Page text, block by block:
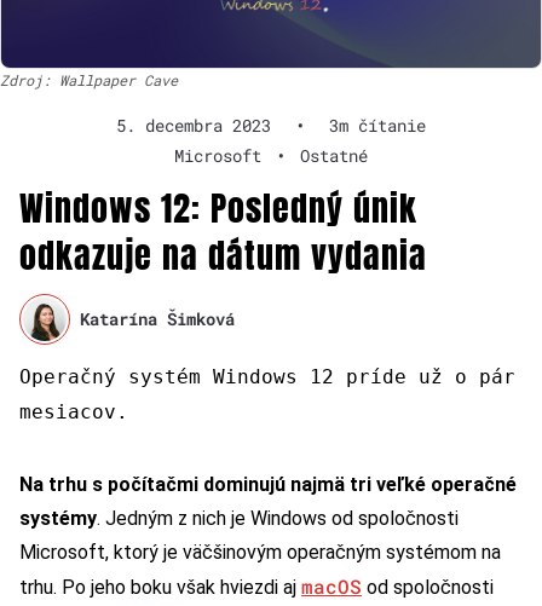
Zdroj: Wallpaper Cave
5. decembra 2023 •
3m čítanie
Microsoft
• Ostatné
Windows 12: Posledný únik
odkazuje na dátum vydania
Katarína Šimková
Operačný systém Windows 12 príde už o pár
mesiacov.
Na trhu s počítačmi dominujú najmä tri veľké operačné
systémy. Jedným z nich je Windows od spoločnosti
Microsoft, ktorý je väčšinovým operačným systémom na
trhu. Po jeho boku však hviezdi aj macOS od spoločnosti